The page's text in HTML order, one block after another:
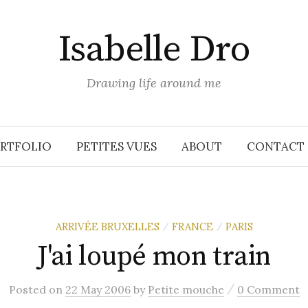
Isabelle Dro
Drawing life around me
PETITES VUES ABOUT CONTACT
ARRIVÉE BRUXELLES / FRANCE / PARIS
J'ai loupé mon train
Posted on 22 May 2006 by Petite mouche / 0 Comment